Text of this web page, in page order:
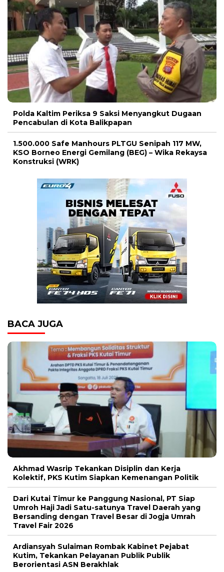
Polda Kaltim Periksa 9 Saksi Menyangkut Dugaan
Pencabulan di Kota Balikpapan
1.500.000 Safe Manhours PLTGU Senipah 117 MW,
KSO Borneo Energi Gemilang (BEG) – Wika Rekaysa
Konstruksi (WRK)
BACA JUGA
Akhmad Wasrip Tekankan Disiplin dan Kerja
Kolektif, PKS Kutim Siapkan Kemenangan Politik
Dari Kutai Timur ke Panggung Nasional, PT Siap
Umroh Haji Jadi Satu-satunya Travel Daerah yang
Bersanding dengan Travel Besar di Jogja Umrah
Travel Fair 2026
Ardiansyah Sulaiman Rombak Kabinet Pejabat
Kutim, Tekankan Pelayanan Publik Publik
Berorientasi ASN Berakhlak